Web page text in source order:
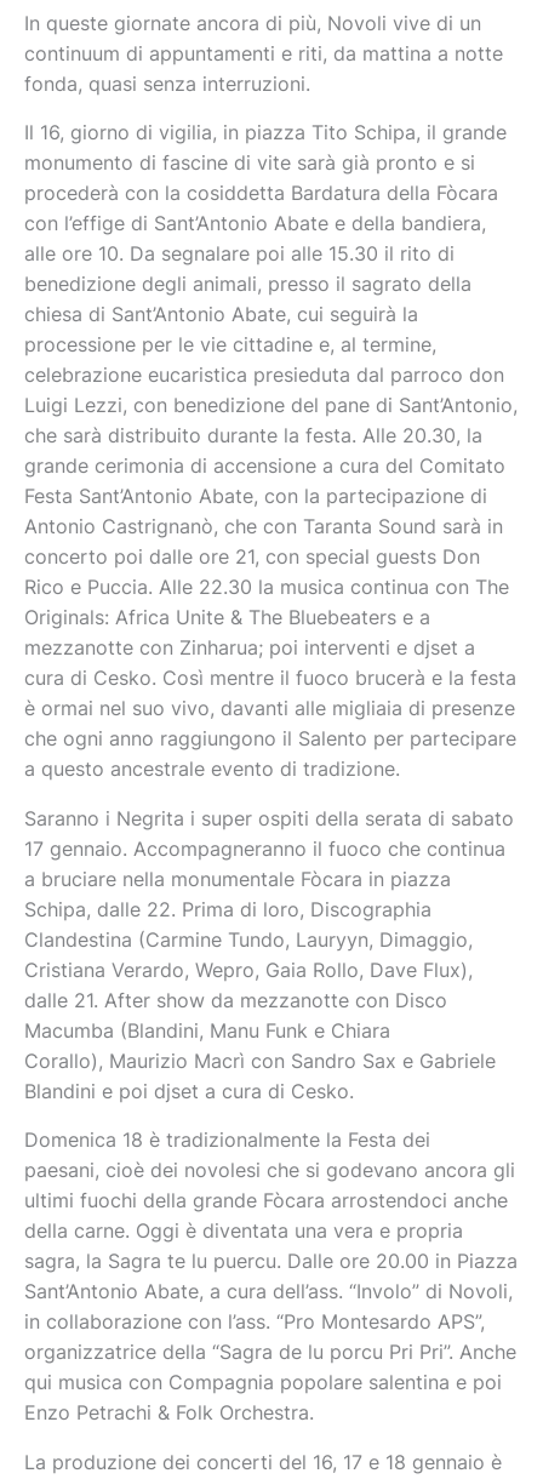
In queste giornate ancora di più, Novoli vive di un
continuum di appuntamenti e riti, da mattina a notte
fonda, quasi senza interruzioni.
Il 16, giorno di vigilia, in piazza Tito Schipa, il grande
monumento di fascine di vite sarà già pronto e si
procederà con la cosiddetta Bardatura della Fòcara
con l’effige di Sant’Antonio Abate e della bandiera,
alle ore 10. Da segnalare poi alle 15.30 il rito di
benedizione degli animali, presso il sagrato della
chiesa di Sant’Antonio Abate, cui seguirà la
processione per le vie cittadine e, al termine,
celebrazione eucaristica presieduta dal parroco don
Luigi Lezzi, con benedizione del pane di Sant’Antonio,
che sarà distribuito durante la festa. Alle 20.30, la
grande cerimonia di accensione a cura del Comitato
Festa Sant’Antonio Abate, con la partecipazione di
Antonio Castrignanò, che con Taranta Sound sarà in
concerto poi dalle ore 21, con special guests Don
Rico e Puccia. Alle 22.30 la musica continua con The
Originals: Africa Unite & The Bluebeaters e a
mezzanotte con Zinharua; poi interventi e djset a
cura di Cesko. Così mentre il fuoco brucerà e la festa
è ormai nel suo vivo, davanti alle migliaia di presenze
che ogni anno raggiungono il Salento per partecipare
a questo ancestrale evento di tradizione.
Saranno i Negrita i super ospiti della serata di sabato
17 gennaio. Accompagneranno il fuoco che continua
a bruciare nella monumentale Fòcara in piazza
Schipa, dalle 22. Prima di loro, Discographia
Clandestina (Carmine Tundo, Lauryyn, Dimaggio,
Cristiana Verardo, Wepro, Gaia Rollo, Dave Flux),
dalle 21. After show da mezzanotte con Disco
Macumba (Blandini, Manu Funk e Chiara
Corallo), Maurizio Macrì con Sandro Sax e Gabriele
Blandini e poi djset a cura di Cesko.
Domenica 18 è tradizionalmente la Festa dei
paesani, cioè dei novolesi che si godevano ancora gli
ultimi fuochi della grande Fòcara arrostendoci anche
della carne. Oggi è diventata una vera e propria
sagra, la Sagra te lu puercu. Dalle ore 20.00 in Piazza
Sant’Antonio Abate, a cura dell’ass. “Involo” di Novoli,
in collaborazione con l’ass. “Pro Montesardo APS”,
organizzatrice della “Sagra de lu porcu Pri Pri”. Anche
qui musica con Compagnia popolare salentina e poi
Enzo Petrachi & Folk Orchestra.
La produzione dei concerti del 16, 17 e 18 gennaio è